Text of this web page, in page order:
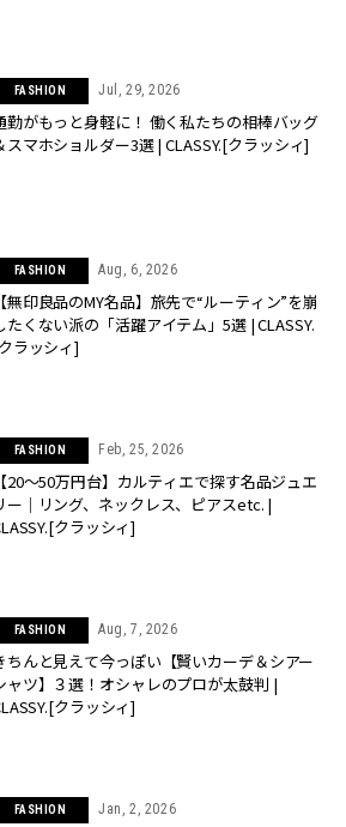
FASHION Jul, 29, 2026
勤がもっと身軽に！ 働く私たちの相棒バッグ
スマホショルダー3選 | CLASSY.[クラッシィ]
FASHION Aug, 6, 2026
【無印良品のMY名品】旅先で“ルーティン”を崩
たくない派の「活躍アイテム」5選 | CLASSY.
ラッシィ]
FASHION Feb, 25, 2026
【20〜50万円台】カルティエで探す名品ジュエ
ー｜リング、ネックレス、ピアスetc. |
クラッシィ]
FASHION Aug, 7, 2026
ちんと見えて今っぽい【賢いカーデ＆シアー
ャツ】３選！オシャレのプロが太鼓判 |
クラッシィ]
FASHION Jan, 2, 2026